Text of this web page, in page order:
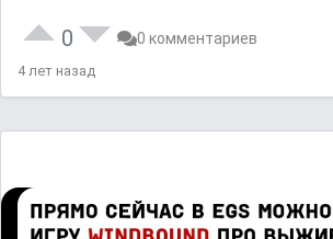
0 0 комментариев
4 лет назад